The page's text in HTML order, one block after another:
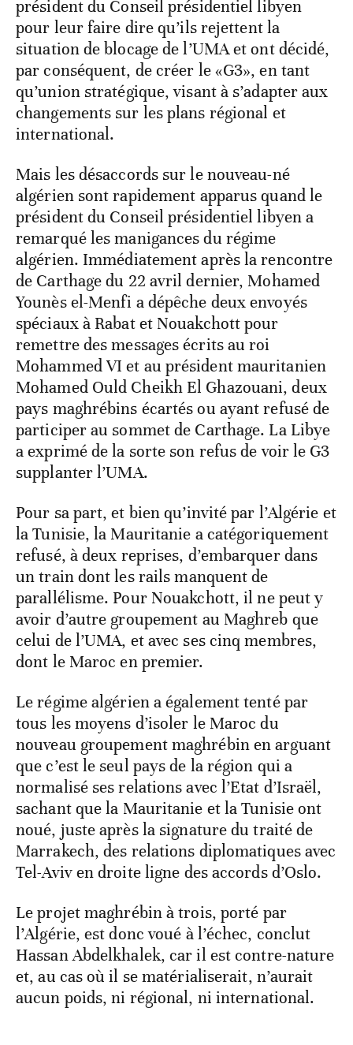
président du Conseil présidentiel libyen
pour leur faire dire qu’ils rejettent la
situation de blocage de l’UMA et ont décidé,
par conséquent, de créer le «G3», en tant
qu’union stratégique, visant à s’adapter aux
changements sur les plans régional et
international.
Mais les désaccords sur le nouveau-né
algérien sont rapidement apparus quand le
président du Conseil présidentiel libyen a
remarqué les manigances du régime
algérien. Immédiatement après la rencontre
de Carthage du 22 avril dernier, Mohamed
Younès el-Menfi a dépêche deux envoyés
spéciaux à Rabat et Nouakchott pour
remettre des messages écrits au roi
Mohammed VI et au président mauritanien
Mohamed Ould Cheikh El Ghazouani, deux
pays maghrébins écartés ou ayant refusé de
participer au sommet de Carthage. La Libye
a exprimé de la sorte son refus de voir le G3
supplanter l’UMA.
Pour sa part, et bien qu’invité par l’Algérie et
la Tunisie, la Mauritanie a catégoriquement
refusé, à deux reprises, d’embarquer dans
un train dont les rails manquent de
parallélisme. Pour Nouakchott, il ne peut y
avoir d’autre groupement au Maghreb que
celui de l’UMA, et avec ses cinq membres,
dont le Maroc en premier.
Le régime algérien a également tenté par
tous les moyens d’isoler le Maroc du
nouveau groupement maghrébin en arguant
que c’est le seul pays de la région qui a
normalisé ses relations avec l’Etat d’Israël,
sachant que la Mauritanie et la Tunisie ont
noué, juste après la signature du traité de
Marrakech, des relations diplomatiques avec
Tel-Aviv en droite ligne des accords d’Oslo.
Le projet maghrébin à trois, porté par
l’Algérie, est donc voué à l’échec, conclut
Hassan Abdelkhalek, car il est contre-nature
et, au cas où il se matérialiserait, n’aurait
aucun poids, ni régional, ni international.